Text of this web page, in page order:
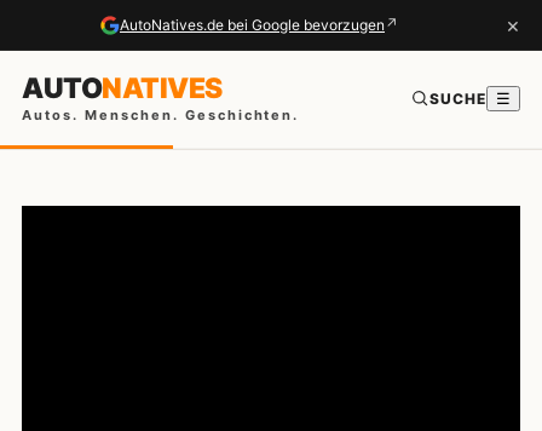
AutoNatives.de bei Google bevorzugen ↗ ×
AUTONATIVES
Autos. Menschen. Geschichten.
SUCHE ☰